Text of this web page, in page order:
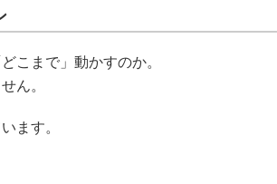
こまで」動かすのか。
ん。
ます。